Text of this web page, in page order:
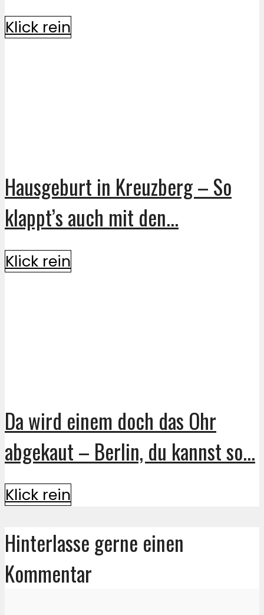
Klick rein
Hausgeburt in Kreuzberg – So
klappt’s auch mit den...
Klick rein
Da wird einem doch das Ohr
abgekaut – Berlin, du kannst so...
Klick rein
Hinterlasse gerne einen
Kommentar